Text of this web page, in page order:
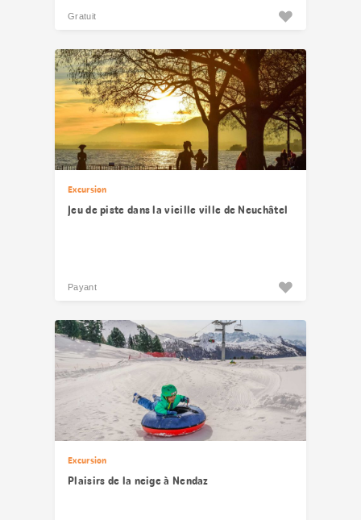
Gratuit
Excursion
Jeu de piste dans la vieille ville de Neuchâtel
Payant
Excursion
Plaisirs de la neige à Nendaz